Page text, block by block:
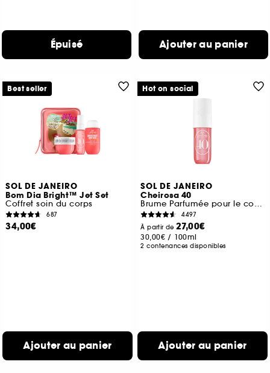
Épuisé Ajouter au panier
SOL DE JANEIRO
Bom Dia Bright™ Jet Set
Coffret soin du corps
687
34,00€
Ajouter au panier
Best seller
SOL DE JANEIRO
Cheirosa 40
Brume Parfumée pour le corps et les cheveux
4497
À partir de27,00€
30,00€ / 100ml
2 contenances disponibles
Ajouter au panier
Hot on social